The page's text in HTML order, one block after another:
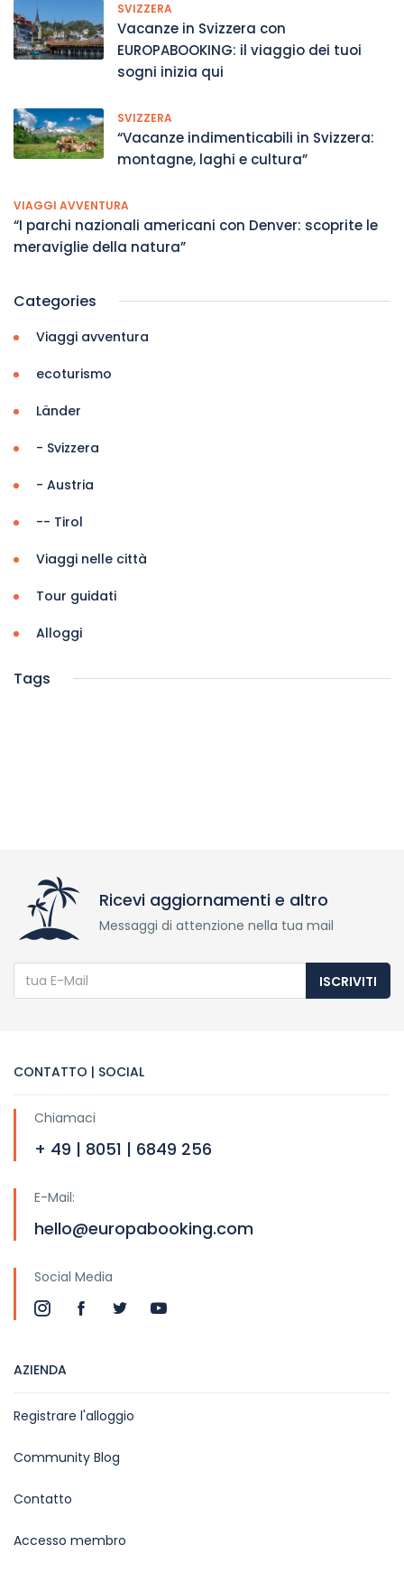
SVIZZERA
Vacanze in Svizzera con
EUROPABOOKING: il viaggio dei tuoi
sogni inizia qui
SVIZZERA
“Vacanze indimenticabili in Svizzera:
montagne, laghi e cultura”
VIAGGI AVVENTURA
“I parchi nazionali americani con Denver: scoprite le
meraviglie della natura”
Categories
Viaggi avventura
ecoturismo
Länder
- Svizzera
- Austria
-- Tirol
Viaggi nelle città
Tour guidati
Alloggi
Tags
Ricevi aggiornamenti e altro
Messaggi di attenzione nella tua mail
ISCRIVITI
CONTATTO | SOCIAL
Chiamaci
+ 49 | 8051 | 6849 256
E-Mail:
hello@europabooking.com
Social Media
AZIENDA
Registrare l'alloggio
Community Blog
Contatto
Accesso membro